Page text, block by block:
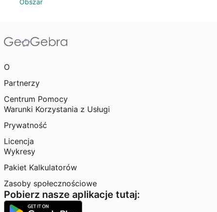
Obszar
O
Partnerzy
Centrum Pomocy
Warunki Korzystania z Usługi
Prywatność
Licencja
Wykresy
Pakiet Kalkulatorów
Zasoby społecznościowe
Pobierz nasze aplikacje tutaj: